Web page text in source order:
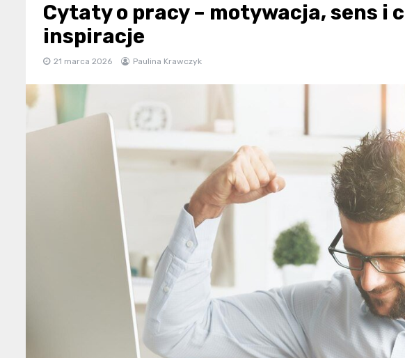
Cytaty o pracy – motywacja, sens i
inspiracje
21 marca 2026 Paulina Krawczyk